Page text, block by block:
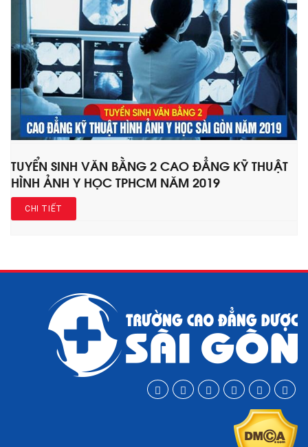
TUYỂN SINH VĂN BẰNG 2 CAO ĐẲNG KỸ THUẬT
HÌNH ẢNH Y HỌC TPHCM NĂM 2019
CHI TIẾT